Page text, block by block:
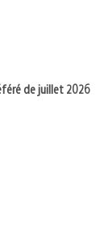
de juillet 2026